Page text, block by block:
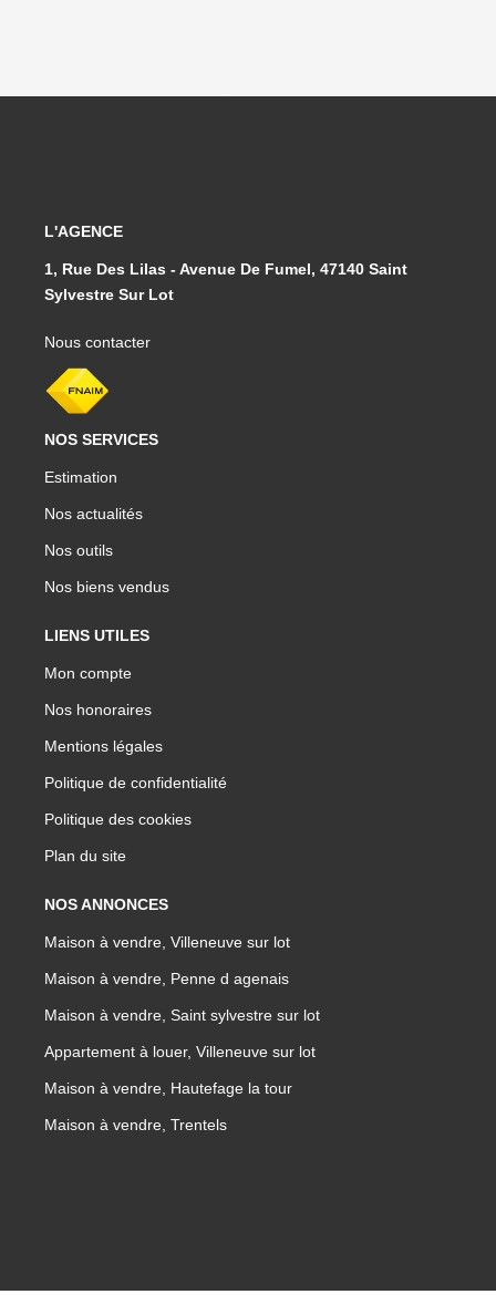
L'AGENCE
1, Rue Des Lilas - Avenue De Fumel, 47140 Saint
Sylvestre Sur Lot
Nous contacter
NOS SERVICES
Estimation
Nos actualités
Nos outils
Nos biens vendus
LIENS UTILES
Mon compte
Nos honoraires
Mentions légales
Politique de confidentialité
Politique des cookies
Plan du site
NOS ANNONCES
Maison à vendre, Villeneuve sur lot
Maison à vendre, Penne d agenais
Maison à vendre, Saint sylvestre sur lot
Appartement à louer, Villeneuve sur lot
Maison à vendre, Hautefage la tour
Maison à vendre, Trentels